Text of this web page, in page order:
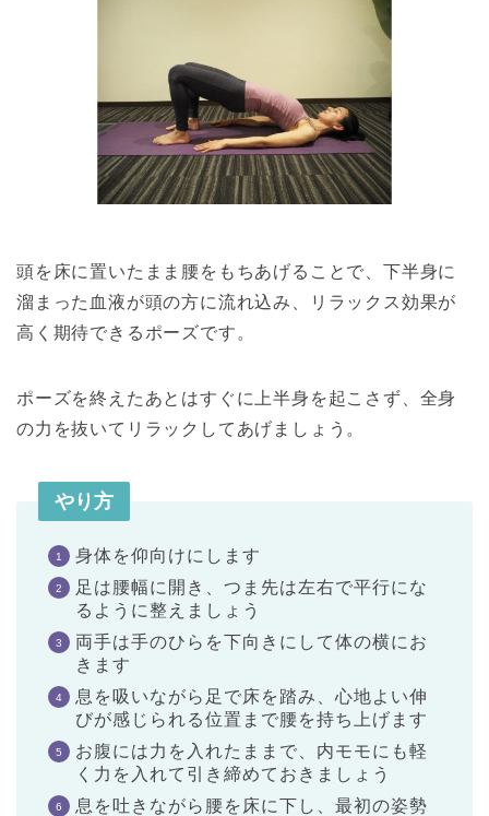
頭を床に置いたまま腰をもちあげることで、下半身に
溜まった血液が頭の方に流れ込み、リラックス効果が
高く期待できるポーズです。
ポーズを終えたあとはすぐに上半身を起こさず、全身
の力を抜いてリラックしてあげましょう。
やり方
身体を仰向けにします
足は腰幅に開き、つま先は左右で平行にな
るように整えましょう
両手は手のひらを下向きにして体の横にお
きます
息を吸いながら足で床を踏み、心地よい伸
びが感じられる位置まで腰を持ち上げます
お腹には力を入れたままで、内モモにも軽
く力を入れて引き締めておきましょう
息を吐きながら腰を床に下し、最初の姿勢